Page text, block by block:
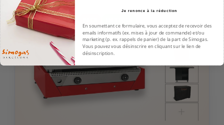
PROMO ! -35%
Je renonce à la réduction
En soumettant ce formulaire, vous acceptez de recevoir des
emails informatifs (ex. mises à jour de commande) et/ou
marketing (p. ex. rappels de panier) de la part de Simogas.
Vous pouvez vous désinscrire en cliquant sur le lien de
désinscription.